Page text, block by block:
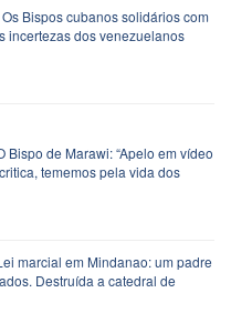
Bispos cubanos solidários com
incertezas dos venezuelanos
Bispo de Marawi: “Apelo em vídeo
tememos pela vida dos
marcial em Mindanao: um padre
Destruída a catedral de